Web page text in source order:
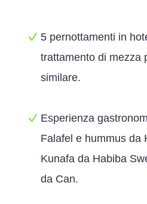
5 pernottamenti in
trattamento di mezza
similare.
Esperienza
Falafel e hummus da
Kunafa da Habiba
da Can.